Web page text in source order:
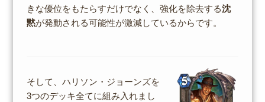
きな優位をもたらすだけでなく、強化を除去する沈
黙が発動される可能性が激減しているからです。
そして、ハリソン・ジョーンズを
3つのデッキ全てに組み入れまし